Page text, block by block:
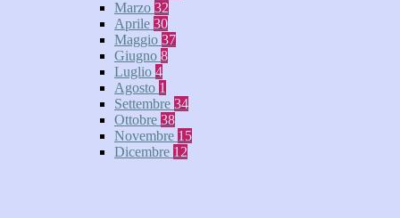
Marzo 32
Aprile 30
Maggio 37
Giugno 8
Luglio 4
Agosto 1
Settembre 34
Ottobre 38
Novembre 15
Dicembre 12